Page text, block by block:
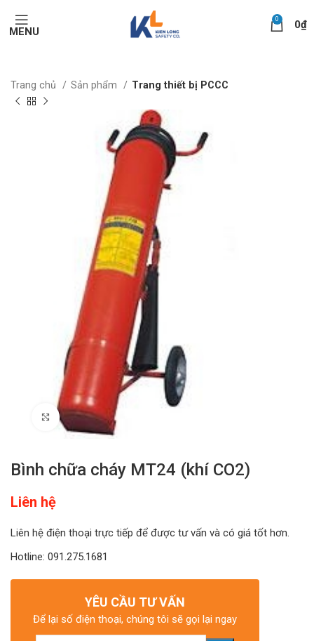
MENU
0 0₫
Trang chủ Sản phẩm Trang thiết bị PCCC
Click to enlarge
Bình chữa cháy MT24 (khí CO2)
Liên hệ
Liên hệ điện thoại trực tiếp để được tư vấn và có giá tốt hơn.
Hotline: 091.275.1681
YÊU CẦU TƯ VẤN
Để lại số điện thoại, chúng tôi sẽ gọi lại ngay